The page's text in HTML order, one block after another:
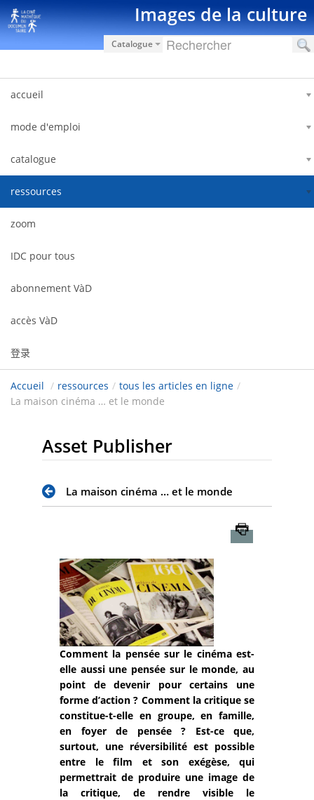
跳转到内容 Images de la culture
Catalogue
accueil
mode d'emploi
catalogue
ressources
zoom
IDC pour tous
abonnement VàD
accès VàD
登录
Accueil / ressources / tous les articles en ligne /
La maison cinéma … et le monde
Asset Publisher
La maison cinéma … et le monde
Comment la pensée sur le cinéma est-
elle aussi une pensée sur le monde, au
point de devenir pour certains une
forme d’action ? Comment la critique se
constitue-t-elle en groupe, en famille,
en foyer de pensée ? Est-ce que,
surtout, une réversibilité est possible
entre le film et son exégèse, qui
permettrait de produire une image de
la critique, de rendre visible le